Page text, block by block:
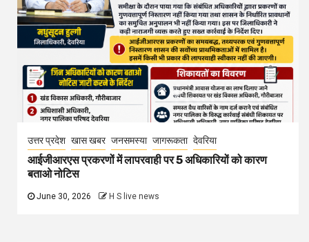
उत्तर प्रदेश खास खबर जनसमस्या जागरूकता देवरिया
आईजीआरएस प्रकरणों में लापरवाही पर 5 अधिकारियों को कारण
बताओ नोटिस
June 30, 2026 H S live news